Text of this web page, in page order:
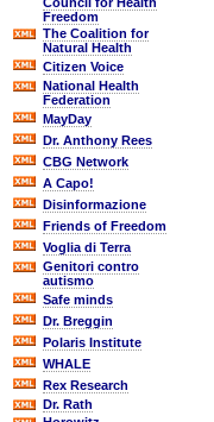
Freedom
The Coalition for
Natural Health
Citizen Voice
National Health
Federation
MayDay
Dr. Anthony Rees
CBG Network
A Capo!
Disinformazione
Friends of Freedom
Voglia di Terra
Genitori contro
autismo
Safe minds
Dr. Breggin
Polaris Institute
WHALE
Rex Research
Dr. Rath